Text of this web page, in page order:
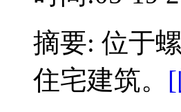
摘要: 位于
住宅建筑。